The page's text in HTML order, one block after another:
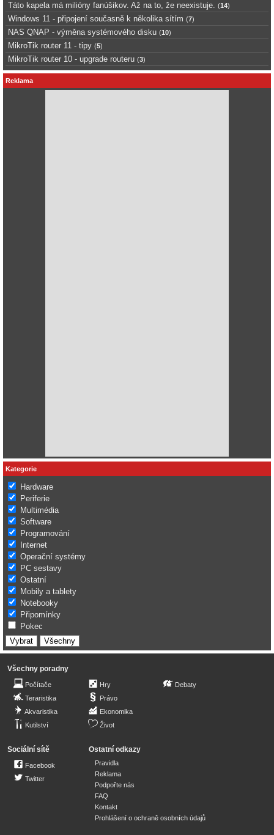
Táto kapela má milióny fanúšikov. Až na to, že neexistuje. (14)
Windows 11 - připojení současně k několika sítím (7)
NAS QNAP - výměna systémového disku (10)
MikroTik router 11 - tipy (5)
MikroTik router 10 - upgrade routeru (3)
Reklama
Kategorie
Hardware
Periferie
Multimédia
Software
Programování
Internet
Operační systémy
PC sestavy
Ostatní
Mobily a tablety
Notebooky
Připomínky
Pokec
Všechny poradny
Počítače
Teraristika
Akvaristika
Kutilství
Hry
Právo
Ekonomika
Život
Debaty
Sociální sítě
Facebook
Twitter
Ostatní odkazy
Pravidla
Reklama
Podpořte nás
FAQ
Kontakt
Prohlášení o ochraně osobních údajů